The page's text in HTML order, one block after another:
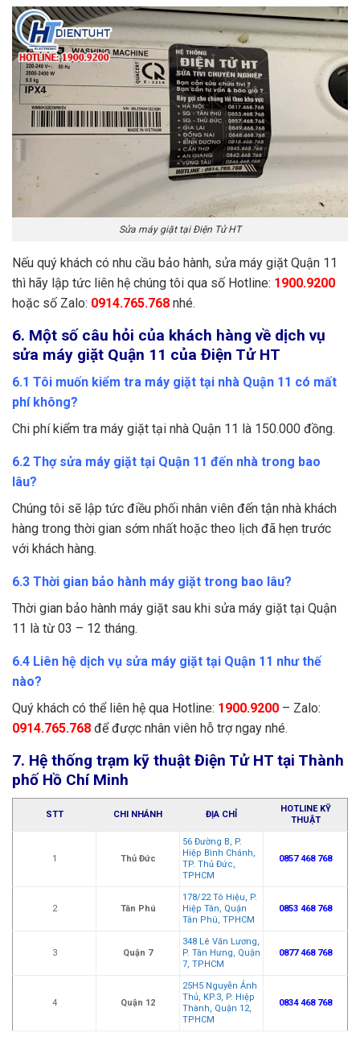
Sửa máy giặt tại Điện Tử HT
Nếu quý khách có nhu cầu bảo hành, sửa máy giặt Quận 11
thì hãy lập tức liên hệ chúng tôi qua số Hotline: 1900.9200
hoặc số Zalo: 0914.765.768 nhé.
6. Một số câu hỏi của khách hàng về dịch vụ
sửa máy giặt Quận 11 của Điện Tử HT
6.1 Tôi muốn kiểm tra máy giặt tại nhà Quận 11 có mất
phí không?
Chi phí kiểm tra máy giặt tại nhà Quận 11 là 150.000 đồng.
6.2 Thợ sửa máy giặt tại Quận 11 đến nhà trong bao
lâu?
Chúng tôi sẽ lập tức điều phối nhân viên đến tận nhà khách
hàng trong thời gian sớm nhất hoặc theo lịch đã hẹn trước
với khách hàng.
6.3 Thời gian bảo hành máy giặt trong bao lâu?
Thời gian bảo hành máy giặt sau khi sửa máy giặt tại Quận
11 là từ 03 – 12 tháng.
6.4 Liên hệ dịch vụ sửa máy giặt tại Quận 11 như thế
nào?
Quý khách có thể liên hệ qua Hotline: 1900.9200 – Zalo:
0914.765.768 để được nhân viên hỗ trợ ngay nhé.
7. Hệ thống trạm kỹ thuật Điện Tử HT tại Thành
phố Hồ Chí Minh
STT CHI NHÁNH ĐỊA CHỈ
HOTLINE KỸ
THUẬT
1 Thủ Đức
56 Đường B, P.
Hiệp Bình Chánh,
TP. Thủ Đức,
TPHCM
0857 468 768
2 Tân Phú
178/22 Tô Hiệu, P.
Hiệp Tân, Quận
Tân Phú, TPHCM
0853 468 768
3 Quận 7
348 Lê Văn Lương,
P. Tân Hưng, Quận
7, TPHCM
0877 468 768
4 Quận 12
25H5 Nguyễn Ảnh
Thủ, KP.3, P. Hiệp
Thành, Quận 12,
TPHCM
0834 468 768